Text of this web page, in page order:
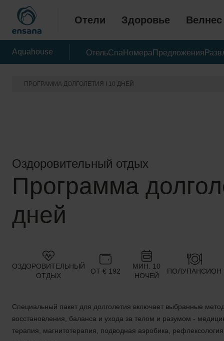
Отели Здоровье Велнес
Aquahouse ОтельСпа Номера Предложения
ПРОГРАММА ДОЛГОЛЕТИЯ I 10 ДНЕЙ
Оздоровительный отдых
Программа
дней
ОЗДОРОВИТЕЛЬНЫЙ
ОТДЫХ
ОТ € 192
МИН. 10
НОЧЕЙ
ПОЛУПАНСИОН
Специальный пакет для долголетия включает выбранные
восстановления, баланса и ухода за телом и разумом -
терапия, магнитотерапия, подводная аэробика,